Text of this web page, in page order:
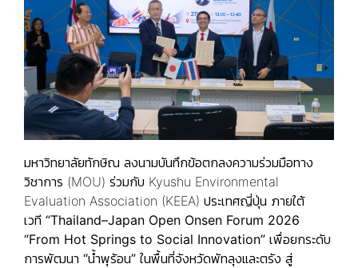
มหาวิทยาลัยทักษิณ ลงนามบันทึกข้อตกลงความร่วมมือทาง
วิชาการ (MOU) ร่วมกับ Kyushu Environmental
Evaluation Association (KEEA) ประเทศญี่ปุ่น ภายใต้
เวที “Thailand–Japan Open Onsen Forum 2026
“From Hot Springs to Social Innovation” เพื่อยกระดับ
การพัฒนา “น้ำพุร้อน” ในพื้นที่จังหวัดพัทลุงและตรัง สู่